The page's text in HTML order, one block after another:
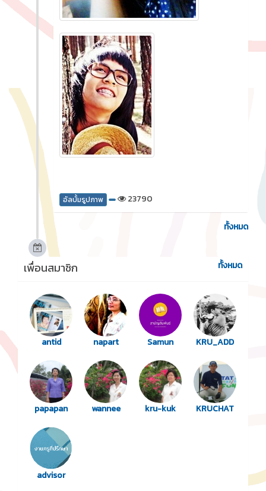
อัลบั้มรูปภาพ 23790
ทั้งหมด
เพื่อนสมาชิก ทั้งหมด
antid napart Samun KRU_ADD
papapan wannee kru-kuk KRUCHAT
advisor